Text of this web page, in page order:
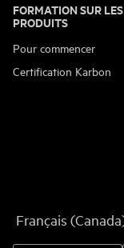
La
langue
FORMATION SUR LES
PRODUITS
Pour commencer
Certification Karbon